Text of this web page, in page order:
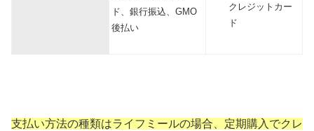
ド、銀行振込、GMO
後払い
クレジットカー
ド
支払い方法の種類はライフミールの場合、定期購入でクレ